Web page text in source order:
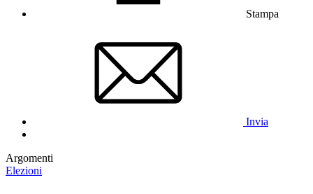
Stampa
Invia
Argomenti
Elezioni